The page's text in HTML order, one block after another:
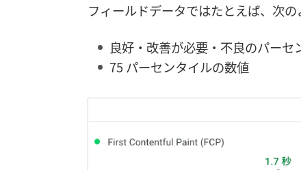
フィールドデータではたとえば、次の
良好・改善が必要・不良のパーセ
75 パーセンタイルの数値